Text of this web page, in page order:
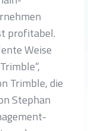
profitabel.
Weise
Trimble, die
Stephan